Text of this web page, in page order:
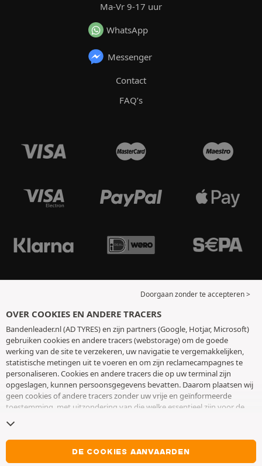
Ma-Vr 9-17 uur
WhatsApp
Messenger
Contact
FAQ’s
Doorgaan zonder te accepteren >
OVER COOKIES EN ANDERE TRACERS
Bandenleader.nl (AD TYRES) en zijn partners (Google, Hotjar, Microsoft)
gebruiken cookies en andere tracers (webstorage) om de goede
werking van de site te verzekeren, uw navigatie te vergemakkelijken,
statistische metingen uit te voeren en om zijn reclamecampagnes te
personaliseren. Cookies en andere tracers die op uw terminal zijn
opgeslagen, kunnen persoonsgegevens bevatten. Daarom plaatsen wij
geen cookies of andere tracers zonder uw vrije en geïnformeerde
toestemming, met uitzondering van die welke essentieel zijn voor de
toestemming op elk moment intrekken door naar de pagina over
cookies en andere tracerste gaan. U kunt ervoor kiezen om verder te
surfen zonder het deponeren van cookies of andere tracers te
aanvaarden. Weigering verhindert de toegang tot diensten niet AD
DE COOKIES AANVAARDEN